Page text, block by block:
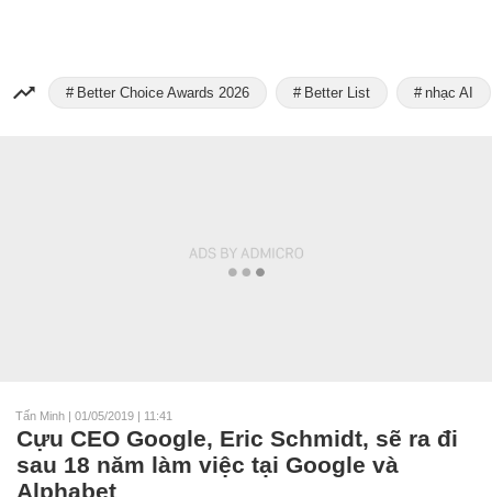
Better Choice Awards 2026 Better List nhạc AI
Tấn Minh | 01/05/2019 | 11:41
Cựu CEO Google, Eric Schmidt, sẽ ra đi
sau 18 năm làm việc tại Google và
Alphabet